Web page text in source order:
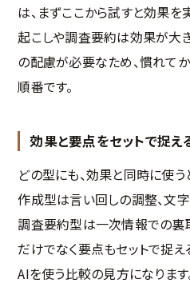
は、まずここから試すと効果を
起こしや調査要約は効果が大
の配慮が必要なため、慣れて
順番です。
効果と要点をセットで捉え
どの型にも、効果と同時に使
作成型は言い回しの調整、文
調査要約型は一次情報での裏
だけでなく要点もセットで捉え
AIを使う比較の見方になります